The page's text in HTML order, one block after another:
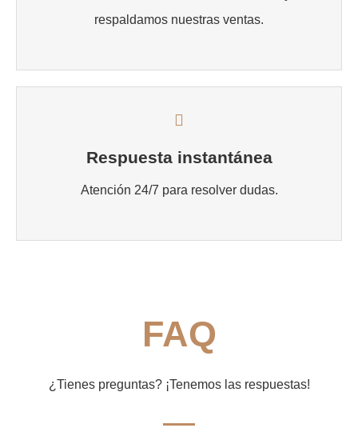
respaldamos nuestras ventas.
Respuesta instantánea
Atención 24/7 para resolver dudas.
FAQ
¿Tienes preguntas? ¡Tenemos las respuestas!